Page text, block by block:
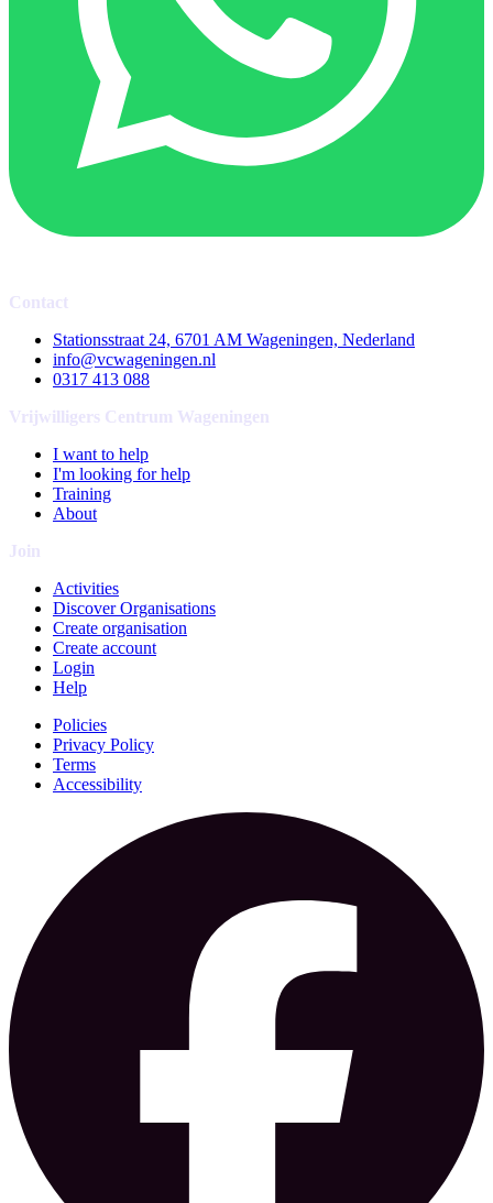
Contact
Stationsstraat 24, 6701 AM Wageningen, Nederland
info@vcwageningen.nl
0317 413 088
Vrijwilligers Centrum Wageningen
I want to help
I'm looking for help
Training
About
Join
Activities
Discover Organisations
Create organisation
Create account
Login
Help
Policies
Privacy Policy
Terms
Accessibility